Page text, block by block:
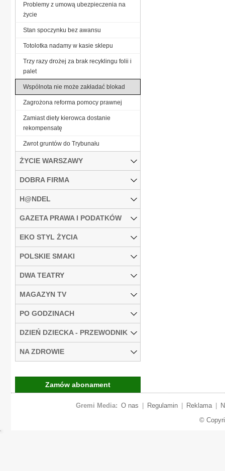
Problemy z umową ubezpieczenia na
życie
Stan spoczynku bez awansu
Totolotka nadamy w kasie sklepu
Trzy razy drożej za brak recyklingu folii i
palet
Wspólnota nie może zakładać blokad
Zagrożona reforma pomocy prawnej
Zamiast diety kierowca dostanie
rekompensatę
Zwrot gruntów do Trybunału
ŻYCIE WARSZAWY
DOBRA FIRMA
H@NDEL
GAZETA PRAWA I PODATKÓW
EKO STYL ŻYCIA
POLSKIE SMAKI
DWA TEATRY
MAGAZYN TV
PO GODZINACH
DZIEŃ DZIECKA - PRZEWODNIK
NA ZDROWIE
Zamów abonament
Gremi Media: O nas Regulamin Reklama
©